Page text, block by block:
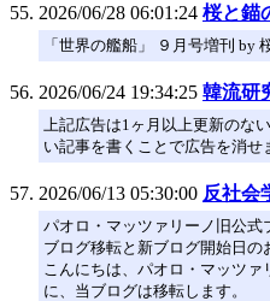
2026/06/28 06:01:24 桜と錨
「世界の艦船」 ９月号増刊 by
2026/06/24 19:34:25 韓流研
上記広告は1ヶ月以上更新のな
い記事を書くことで広告を消せ
2026/06/13 05:30:00 反社会
パオロ・マッツァリーノ旧公式
ブログ移転と新ブログ開始日の
こんにちは、パオロ・マッツ
に、当ブログは移転します。